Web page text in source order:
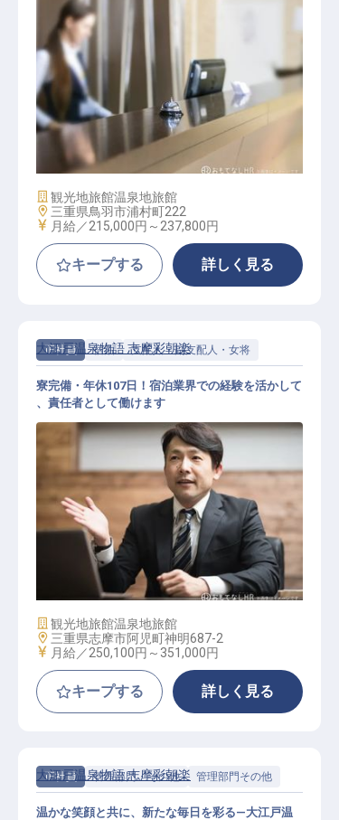
サービス総合職（フロント係）
施設業態
観光地旅館温泉地旅館
勤務地
三重県鳥羽市浦村町222
給与
月給／215,000円～ 237,800円
キープする 詳しく見る
正社員 宿泊 支配人・副支配人・女将
支配人・副支配人・女将 / 正社員
大江戸温泉物語 志摩彩朝楽
寮完備・年休107日！宿泊業界での経験を活かして
、責任者として働けます
施設業態
観光地旅館温泉地旅館
勤務地
三重県志摩市阿児町神明687-2
給与
月給／250,100円～ 351,000円
キープする 詳しく見る
正社員 管理部門・その他 管理部門その他
大江戸温泉物語 志摩彩朝楽
温かな笑顔と共に、新たな毎日を彩る—大江戸温